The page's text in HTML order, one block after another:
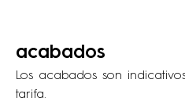
acabados
Los acabados son
tarifa.